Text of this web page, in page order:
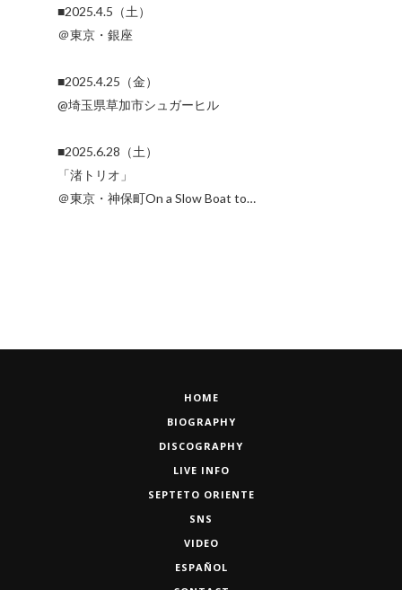
■2025.4.5（土）
＠東京・銀座
■2025.4.25（金）
@埼玉県草加市シュガーヒル
■2025.6.28（土）
「渚トリオ」
＠東京・神保町On a Slow Boat to…
HOME
BIOGRAPHY
DISCOGRAPHY
LIVE INFO
SEPTETO ORIENTE
SNS
VIDEO
ESPAÑOL